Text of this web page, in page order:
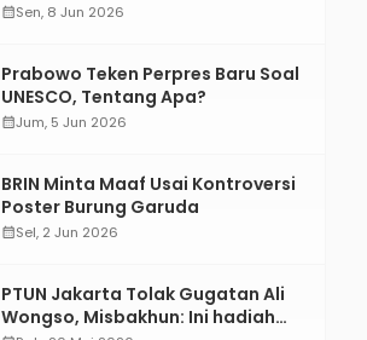
calendar_monthSen, 8 Jun 2026
Prabowo Teken Perpres Baru Soal
UNESCO, Tentang Apa?
calendar_monthJum, 5 Jun 2026
BRIN Minta Maaf Usai Kontroversi
Poster Burung Garuda
calendar_monthSel, 2 Jun 2026
PTUN Jakarta Tolak Gugatan Ali
Wongso, Misbakhun: Ini hadiah